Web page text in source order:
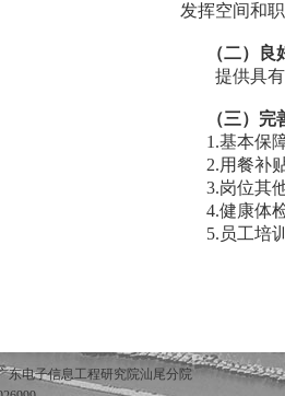
发挥空间和
（二）良
提供具有竞
（三）完
1.基本保障
2.用餐补贴
3.岗位其他
4.健康体检
5.员工培训
东电子信息工程研究院汕尾分院